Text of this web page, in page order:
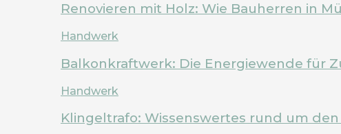
Renovieren mit Holz: Wie Bauherren in
Handwerk
Balkonkraftwerk: Die Energiewende für
Handwerk
Klingeltrafo: Wissenswertes rund um